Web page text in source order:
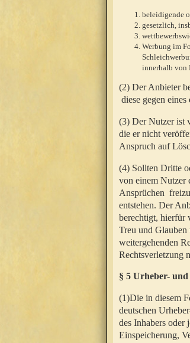
beleidigende
gesetzlich,
Werbung im
innerhalb von
(2) Der Anbieter
diese gegen
(3) Der Nutzer ist
die er nicht
Anspruch auf
(4) Sollten Dritte
von einem Nutzer
Ansprüchen
entstehen. Der
berechtigt, hierfür
Treu und
weitergehenden
Rechtsverletzung
§ 5 Urheber-
(1)Die in diesem
deutschen
des Inhabers oder
Einspeicherung,